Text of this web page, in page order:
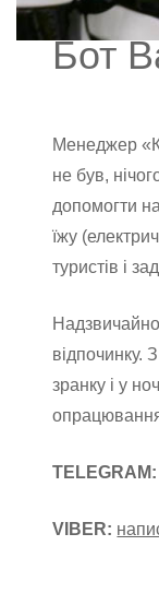
Бот
Менеджер
не був,
допомогти
їжу
туристів і
відпочинку.
зранку і у
TELEGRAM:
VIBER: